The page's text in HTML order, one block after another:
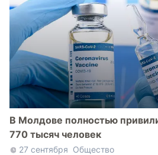
В Молдове полностью
770 тысяч человек
27 сентября Общество